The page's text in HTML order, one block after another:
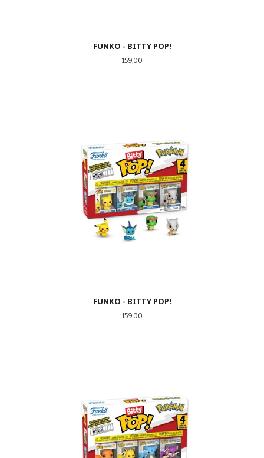
FUNKO - BITTY POP!
Pris
159,00
FUNKO - BITTY POP!
Pris
159,00